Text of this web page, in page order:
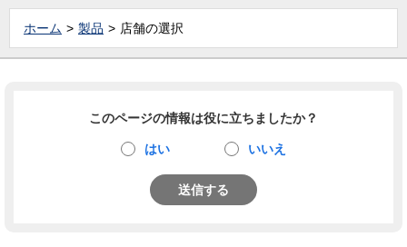
ホーム 製品 店舗の選択
このページの情報は役に立ちましたか？
はい いいえ
送信する